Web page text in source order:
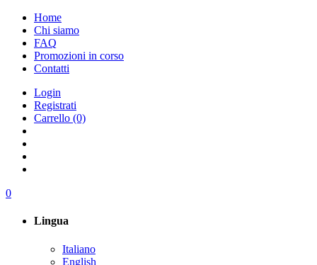
Home
Chi siamo
FAQ
Promozioni in corso
Contatti
Login
Registrati
Carrello (0)
0
Lingua
Italiano
English